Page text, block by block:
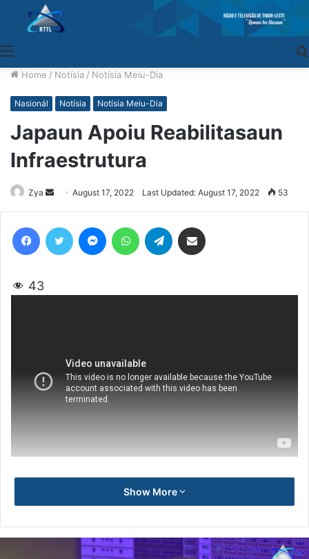
Home / Notísia / Notísia Meiu-Dia
Nasionál Notísia Notísia Meiu-Dia
Japaun Apoiu Reabilitasaun
Infraestrutura
Zya
Send
an
email
August 17, 2022 Last Updated: August 17, 2022 53
43
Show More